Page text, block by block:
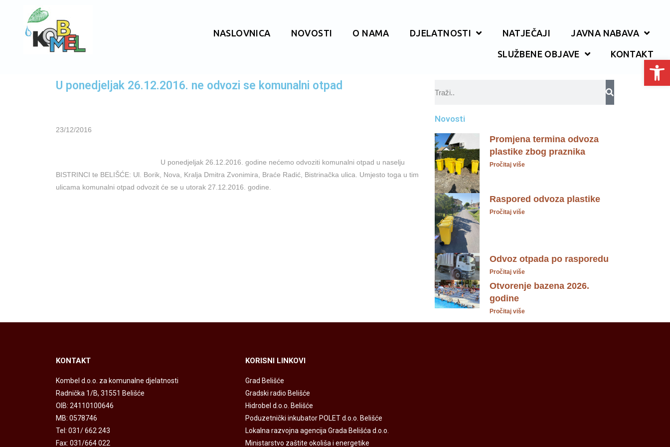
Open toolbar
NASLOVNICA NOVOSTI O NAMA DJELATNOSTI NATJEČAJI JAVNA NABAVA
SLUŽBENE OBJAVE KONTAKT
U ponedjeljak 26.12.2016. ne odvozi se komunalni otpad
23/12/2016
U ponedjeljak 26.12.2016. godine nećemo odvoziti komunalni otpad u naselju
BISTRINCI te BELIŠĆE: Ul. Borik, Nova, Kralja Dmitra Zvonimira, Braće Radić, Bistrinačka ulica. Umjesto toga u tim
ulicama komunalni otpad odvozit će se u utorak 27.12.2016. godine.
Novosti
Promjena termina odvoza
plastike zbog praznika
Pročitaj više
Raspored odvoza plastike
Pročitaj više
Odvoz otpada po rasporedu
Pročitaj više
Otvorenje bazena 2026.
godine
Pročitaj više
KONTAKT
Kombel d.o.o. za komunalne djelatnosti
Radnička 1/B, 31551 Belišće
OIB: 24110100646
MB: 0578746
Tel: 031/ 662 243
Fax: 031/664 022
KORISNI LINKOVI
Grad Belišće
Gradski radio Belišće
Hidrobel d.o.o. Belišće
Poduzetnički inkubator POLET d.o.o. Belišće
Lokalna razvojna agencija Grada Belišća d.o.o.
Ministarstvo zaštite okoliša i energetike